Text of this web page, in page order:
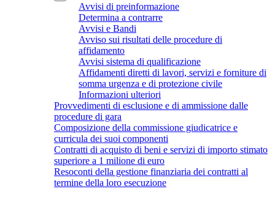
Avvisi di preinformazione
Determina a contrarre
Avvisi e Bandi
Avviso sui risultati delle procedure di
affidamento
Avvisi sistema di qualificazione
Affidamenti diretti di lavori, servizi e forniture di
somma urgenza e di protezione civile
Informazioni ulteriori
Provvedimenti di esclusione e di ammissione dalle
procedure di gara
Composizione della commissione giudicatrice e
curricula dei suoi componenti
Contratti di acquisto di beni e servizi di importo stimato
superiore a 1 milione di euro
Resoconti della gestione finanziaria dei contratti al
termine della loro esecuzione